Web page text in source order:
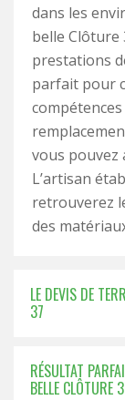
dans les
belle Clôture
prestations
parfait pour
vous pouvez
L’artisan
retrouverez
des
LE DEVIS DE
37
RÉSULTAT
BELLE CLÔTURE